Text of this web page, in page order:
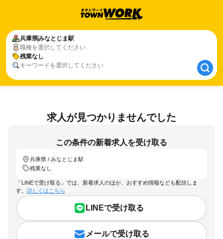
兵庫県みなとじま駅
職種を選択してください
残業なし
キーワードを選択してください
兵庫県みなとじま駅
残業なし
求人が見つかりませんでした
この条件の新着求人を受け取る
兵庫県 / みなとじま駅
残業なし
「LINEで受け取る」では、新着求人のほか、おすすめ情報なども配信しま
す。 詳しくはこちら
LINEで受け取る
メールで受け取る